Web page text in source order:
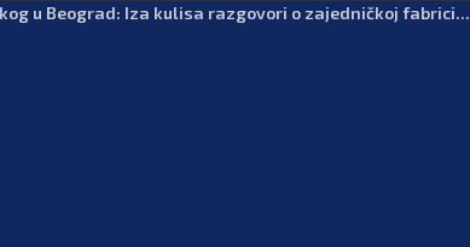
u Beograd: Iza kulisa razgovori o zajedničkoj fabrici...